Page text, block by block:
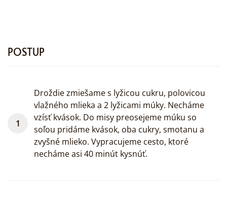
POSTUP
Droždie zmiešame s lyžicou cukru, polovicou
vlažného mlieka a 2 lyžicami múky. Necháme
vzísť kvások. Do misy preosejeme múku so
soľou pridáme kvások, oba cukry, smotanu a
zvyšné mlieko. Vypracujeme cesto, ktoré
necháme asi 40 minút kysnúť.